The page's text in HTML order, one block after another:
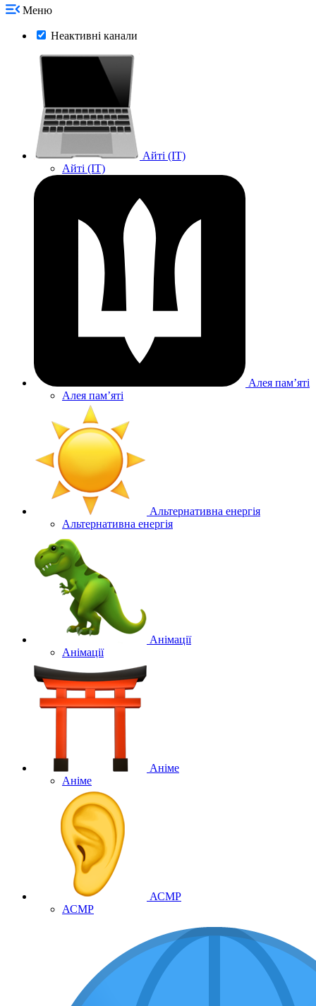
Меню
Неактивні канали
Айті (IT)
Айті (IT)
Алея памʼяті
Алея памʼяті
Альтернативна енергія
Альтернативна енергія
Анімації
Анімації
Аніме
Аніме
АСМР
АСМР